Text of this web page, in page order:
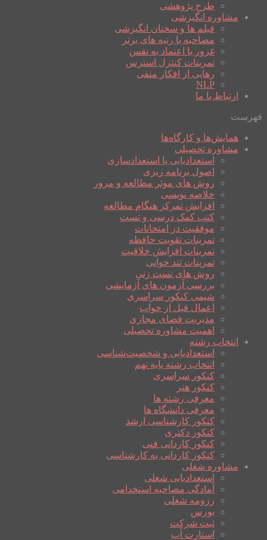
طرح پژوهشی
مشاوره انگیزشی
فیلم ها و سخنان انگیزشی
مصاحبه با رتبه های برتر
غرور یا اعتماد به نفس
تمرینات کنترل استرس
رهایی از افکار منفی
NLP
ارتباط با ما
فهرست
همایش‌ها و کارگاه‌ها
مشاوره تحصیلی
استعدادیابی یا استعدادسازی
اصول برنامه ریزی
روش های موثر مطالعه و مرور
خلاصه نویسی
افزایش تمرکز هنگام مطالعه
کتب کمک درسی و تست
موفقیت در امتحانات
تمرینات تقویت حافظه
تمرینات افزایش خلاقیت
تمرینات تند خوانی
روش های تست زنی
بررسی آزمون های آزمایشی
شیمی کنکور سراسری
اعمال قبل از خواب
مدیریت فضای مجازی
اهمیت مشاوره تحصیلی
انتخاب رشته
استعدادیابی و شخصیت‌شناسی
انتخاب رشته پایه نهم
کنکور سراسری
کنکور هنر
معرفی رشته ها
معرفی دانشگاه ها
کنکور کارشناسی ارشد
کنکور دکتری
کنکور کاردانی فنی
کنکور کاردانی به کارشناسی
مشاوره شغلی
استعدادیابی شغلی
آمادگی مصاحبه استخدامی
رزومه شغلی
بورس
ثبت شرکت
استارت آپ